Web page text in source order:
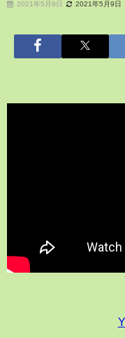
2021年5月9日 2021年5月9日